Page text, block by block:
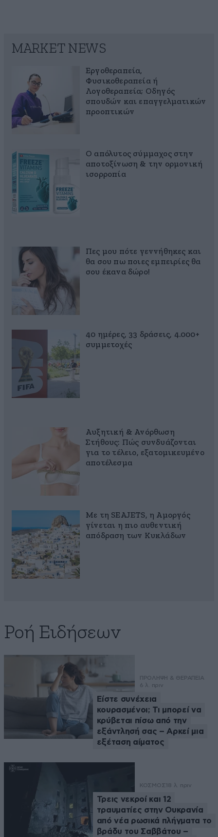
MARKET NEWS
Εργοθεραπεία,
Φυσικοθεραπεία ή
Λογοθεραπεία; Οδηγός
σπουδών και επαγγελματικών
προοπτικών
Ο απόλυτος σύμμαχος στην
αποτοξίνωση & την ορμονική
ισορροπία
Πες μου πότε γεννήθηκες και
θα σου πω ποιες εμπειρίες θα
σου έκανα δώρο!
40 ημέρες, 33 δράσεις, 4.000+
συμμετοχές
Αυξητική & Ανόρθωση
Στήθους: Πώς συνδυάζονται
για το τέλειο, εξατομικευμένο
αποτέλεσμα
Με τη SEAJETS, η Αμοργός
γίνεται η πιο αυθεντική
απόδραση των Κυκλάδων
Ροή Ειδήσεων
ΠΡΟΛΗΨΗ & ΘΕΡΑΠΕΙΑ
6 λ. πριν
Είστε συνέχεια
κουρασμένοι; Τι μπορεί να
κρύβεται πίσω από την
εξάντλησή σας – Αρκεί μια
εξέταση αίματος
ΚΟΣΜΟΣ 18 λ. πριν
Τρεις νεκροί και 12
τραυματίες στην Ουκρανία
από νέα ρωσικά πλήγματα το
βράδυ του Σαββάτου –